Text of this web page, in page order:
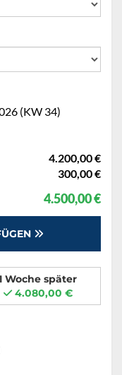
(KW 34)
4.200,00 €
300,00 €
4.500,00 €
Woche später
4.080,00 €